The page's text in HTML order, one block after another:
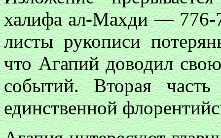
халифа ал-Махди — 776-
листы рукописи
что Агапий доводил
событий. Вторая
единственной